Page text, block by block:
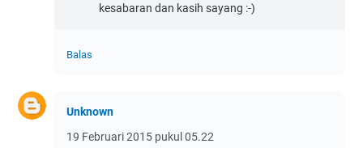
kesabaran dan kasih sayang :-)
Balas
Unknown
19 Februari 2015 pukul 05.22